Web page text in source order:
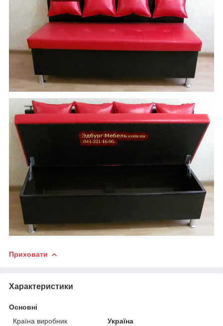
Приховати
Характеристики
Основні
Країна виробник
Україна